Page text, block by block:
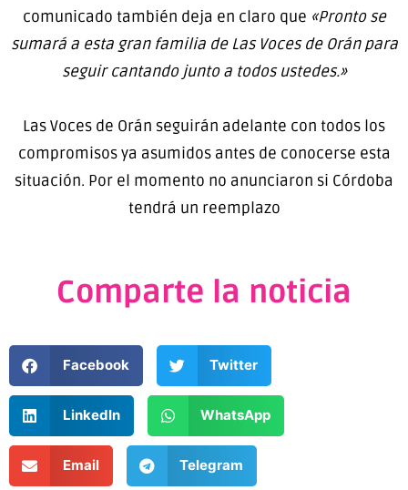
comunicado también deja en claro que «Pronto se
sumará a esta gran familia de Las Voces de Orán para
seguir cantando junto a todos ustedes.»
Las Voces de Orán seguirán adelante con todos los
compromisos ya asumidos antes de conocerse esta
situación. Por el momento no anunciaron si Córdoba
tendrá un reemplazo
Comparte la noticia
Facebook Twitter
LinkedIn WhatsApp
Email Telegram